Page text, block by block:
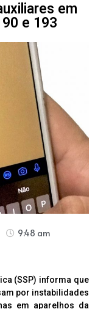
em
e 193
9:48 am
(SSP) informa que
por instabilidades
em aparelhos da